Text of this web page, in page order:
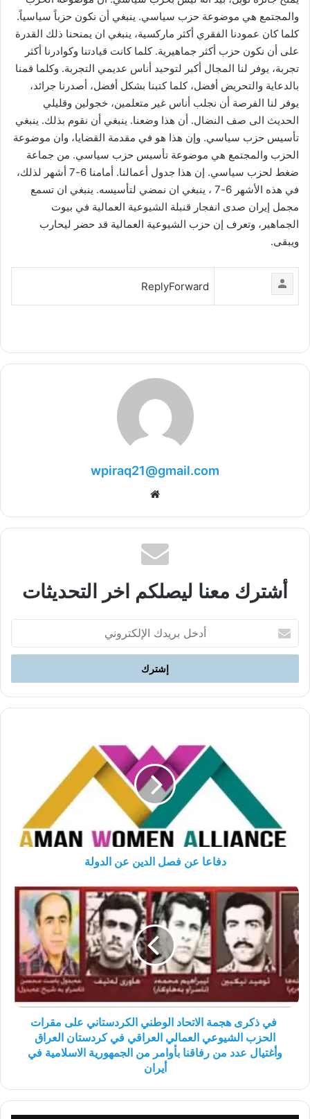
والمجتمع هي موضوعة حزب سياسي. ينبغي أن نكون حزباً سياسياً.
كلما كان عمودنا الفقري أكثر ماركسية، ينبغي ان يمنحنا ذلك القدرة
على أن نكون حزب أكثر جماهيرية. كلما كانت قيادتنا وكوادرنا أكثر
تجربة، يوفر لنا المجال أكبر لتوحيد أناس عديمي التجربة. وكلما قمنا
بالدعاية والتحريض أفضل، كلما كتبنا بشكل أفضل، أصدرنا جرائد،
يوفر لنا الفرصة أن نجلب أناس غير متعلمين، خجولين وقليلي
الحديث الى صف النضال. أن هذا وضعنا. ينبغي أن نقوم بذلك. ينبغي
تأسيس حزب سياسي. وإن هذا هو في مقدمة القضايا، وان موضوعة
الحزب والمجتمع هي موضوعة تأسيس حزب سياسي. من جماعة
ضغط لحزب سياسي. إن هذا جدول أعمالنا. أمامنا 6-7 أشهر لذلك،
في هذه الأشهر 6-7 ، ينبغي ان نمضي لتأسيسه. ينبغي ان تسمع
مجمل إيران صدى انفجار قنبلة الشيوعية العمالية في بيوت
الجماهير، وتعرف إن حزب الشيوعية العمالية قد حضر ليحارب
ويبقى.
ReplyForward
wpiraq21@gmail.com
أشترك معنا ليصلكم اخر التحديثات
أدخل
بريدك
الإلكتروني
دفاعا عن فصل الدين عن الدولة
في
ذكرى
هجمة
الاتحاد
الوطني
الكردستاني
على
مقرات
الحزب
الشيوعي
العمالي
العراقي
العراق
في ذكرى هجمة الاتحاد الوطني الكردستاني على مقرات
الحزب الشيوعي العمالي العراقي في كردستان العراق
وأغتيال عدد من رفاقنا بأوامر من الجمهورية الاسلامية في
أيران